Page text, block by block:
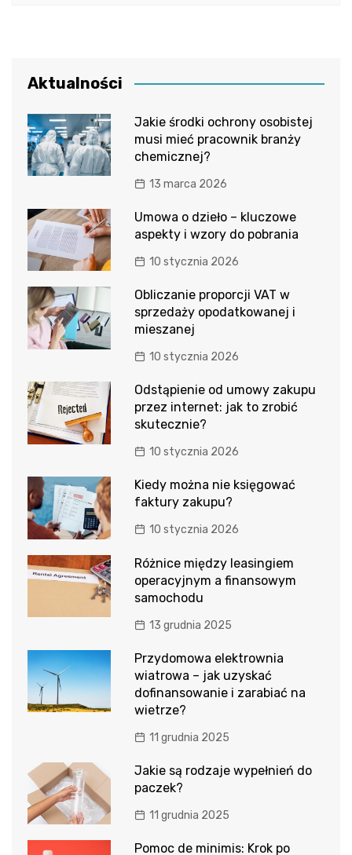
Aktualności
Jakie środki ochrony osobistej
musi mieć pracownik branży
chemicznej?
13 marca 2026
Umowa o dzieło – kluczowe
aspekty i wzory do pobrania
10 stycznia 2026
Obliczanie proporcji VAT w
sprzedaży opodatkowanej i
mieszanej
10 stycznia 2026
Odstąpienie od umowy zakupu
przez internet: jak to zrobić
skutecznie?
10 stycznia 2026
Kiedy można nie księgować
faktury zakupu?
10 stycznia 2026
Różnice między leasingiem
operacyjnym a finansowym
samochodu
13 grudnia 2025
Przydomowa elektrownia
wiatrowa – jak uzyskać
dofinansowanie i zarabiać na
wietrze?
11 grudnia 2025
Jakie są rodzaje wypełnień do
paczek?
11 grudnia 2025
Pomoc de minimis: Krok po